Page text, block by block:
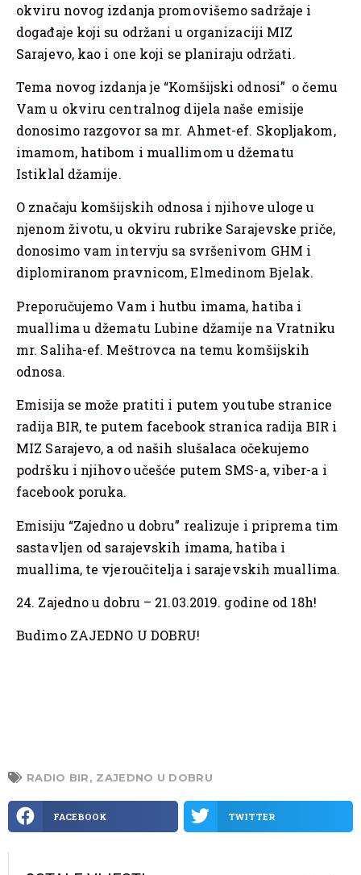
okviru novog izdanja promovišemo sadržaje i
događaje koji su održani u organizaciji MIZ
Sarajevo, kao i one koji se planiraju održati.
Tema novog izdanja je “Komšijski odnosi” o čemu
Vam u okviru centralnog dijela naše emisije
donosimo razgovor sa mr. Ahmet-ef. Skopljakom,
imamom, hatibom i muallimom u džematu
Istiklal džamije.
O značaju komšijskih odnosa i njihove uloge u
njenom životu, u okviru rubrike Sarajevske priče,
donosimo vam intervju sa svršenivom GHM i
diplomiranom pravnicom, Elmedinom Bjelak.
Preporučujemo Vam i hutbu imama, hatiba i
muallima u džematu Lubine džamije na Vratniku
mr. Saliha-ef. Meštrovca na temu komšijskih
odnosa.
Emisija se može pratiti i putem youtube stranice
radija BIR, te putem facebook stranica radija BIR i
MIZ Sarajevo, a od naših slušalaca očekujemo
podršku i njihovo učešće putem SMS-a, viber-a i
facebook poruka.
Emisiju “Zajedno u dobru” realizuje i priprema tim
sastavljen od sarajevskih imama, hatiba i
muallima, te vjeroučitelja i sarajevskih muallima.
24. Zajedno u dobru – 21.03.2019. godine od 18h!
Budimo ZAJEDNO U DOBRU!
RADIO BIR, ZAJEDNO U DOBRU
FACEBOOK TWITTER